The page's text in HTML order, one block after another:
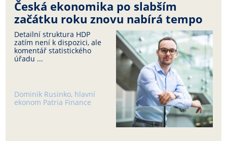
Česká ekonomika po slabším
začátku roku znovu nabírá tempo
Detailní struktura HDP
zatím není k dispozici, ale
komentář statistického
úřadu ...
Dominik Rusinko, hlavní
ekonom Patria Finance